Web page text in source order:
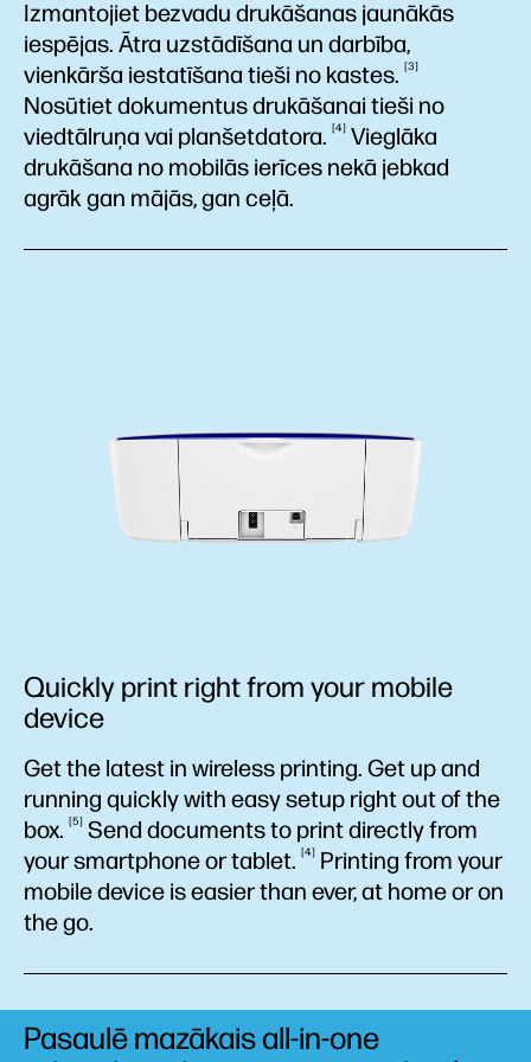
Izmantojiet bezvadu drukāšanas jaunākās
iespējas. Ātra uzstādīšana un darbība,
vienkārša iestatīšana tieši no kastes. 3
Nosūtiet dokumentus drukāšanai tieši no
viedtālruņa vai planšetdatora. 4
Vieglāka
drukāšana no mobilās ierīces nekā jebkad
agrāk gan mājās, gan ceļā.
Quickly print right from your mobile
device
Get the latest in wireless printing. Get up and
running quickly with easy setup right out of the
box.
5
Send documents to print directly from
your smartphone ortablet. 4
Printing from your
mobile device is easier than ever, at home or on
the go.
Pasaulē mazākais all-in-one